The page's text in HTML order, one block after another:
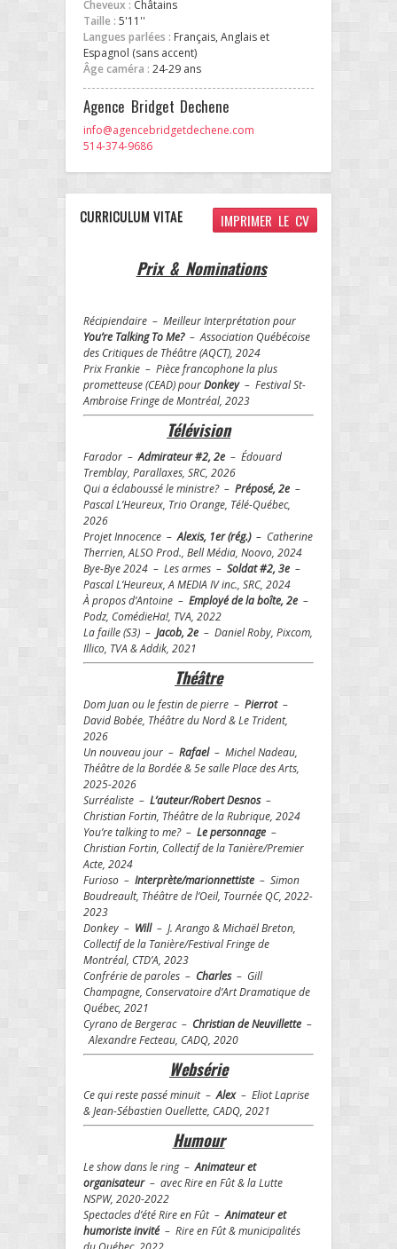
Cheveux : Châtains
Taille : 5'11''
Langues parlées : Français, Anglais et
Espagnol (sans accent)
Âge caméra : 24-29 ans
Agence Bridget Dechene
info@agencebridgetdechene.com
514-374-9686
CURRICULUM VITAE IMPRIMER LE CV
Prix & Nominations
Récipiendaire – Meilleur Interprétation pour
You’re Talking To Me?– Association Québécoise
des Critiques de Théâtre (AQCT), 2024
Prix Frankie – Pièce francophone la plus
prometteuse (CEAD) pourDonkey – Festival St-
Ambroise Fringe de Montréal, 2023
Télévision
Farador –Admirateur #2, 2e – Édouard
Tremblay, Parallaxes, SRC, 2026
Qui a éclaboussé le ministre? – Préposé, 2e –
Pascal L’Heureux, Trio Orange, Télé-Québec,
2026
Projet Innocence –Alexis, 1er (rég.)– Catherine
Therrien, ALSO Prod., Bell Média, Noovo, 2024
Bye-Bye 2024 – Les armes – Soldat #2, 3e –
Pascal L’Heureux, A MEDIA IV inc., SRC, 2024
À propos d’Antoine – Employé de la boîte, 2e –
Podz, ComédieHa!, TVA, 2022
La faille (S3) – Jacob, 2e – Daniel Roby, Pixcom,
Illico, TVA & Addik, 2021
Théâtre
Dom Juan ou le festin de pierre – Pierrot–
David Bobée, Théâtre du Nord & Le Trident,
2026
Un nouveau jour – Rafael – Michel Nadeau,
Théâtre de la Bordée & 5e salle Place des Arts,
2025-2026
Surréaliste – L’auteur/Robert Desnos–
Christian Fortin, Théâtre de la Rubrique, 2024
You’re talking to me? – Le personnage –
Christian Fortin, Collectif de la Tanière/Premier
Acte, 2024
Furioso – Interprète/marionnettiste – Simon
Boudreault, Théâtre de l’Oeil, Tournée QC, 2022-
2023
Donkey – Will– J. Arango & Michaël Breton,
Collectif de la Tanière/Festival Fringe de
Montréal, CTD’A, 2023
Confrérie de paroles – Charles – Gill
Champagne, Conservatoire d’Art Dramatique de
Québec, 2021
Cyrano de Bergerac – Christian de Neuvillette –
Alexandre Fecteau, CADQ, 2020
Websérie
Ce qui reste passé minuit –Alex – Eliot Laprise
& Jean-Sébastien Ouellette, CADQ, 2021
Humour
Le show dans le ring –Animateur et
organisateur– avec Rire en Fût & la Lutte
NSPW, 2020-2022
Spectacles d’été Rire en Fût –Animateur et
humoriste invité – Rire en Fût & municipalités